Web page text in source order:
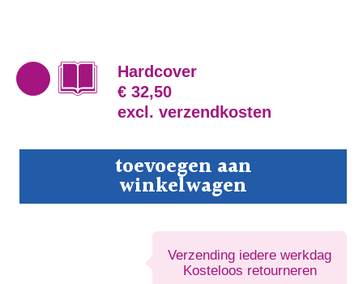
Hardcover
€ 32,50
excl. verzendkosten
toevoegen aan
winkelwagen
Verzending iedere werkdag
Kosteloos retourneren